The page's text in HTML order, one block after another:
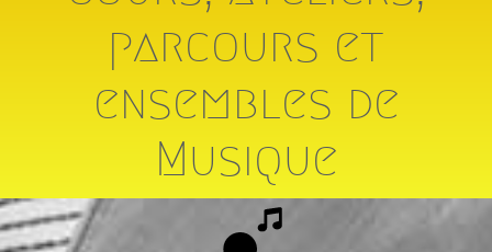
parcours et
ensembles de
Musique